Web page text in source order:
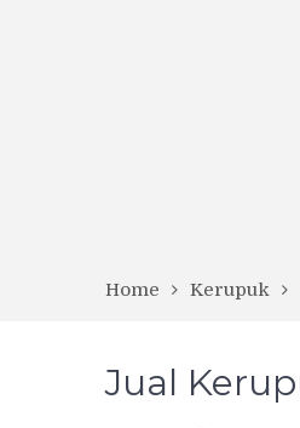
Home Kerupuk
Jual